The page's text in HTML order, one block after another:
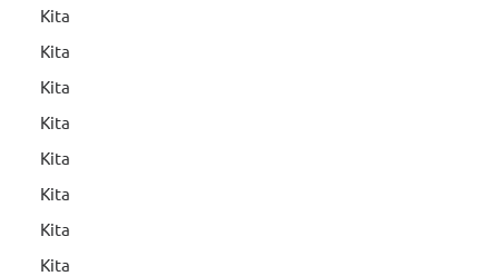
Kita
Kita
Kita
Kita
Kita
Kita
Kita
Kita